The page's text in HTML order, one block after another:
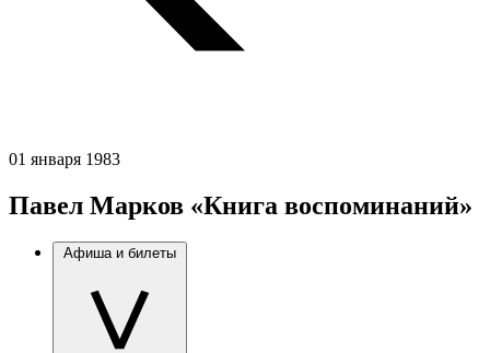
01 января 1983
Павел Марков «Книга воспоминаний»
Афиша и билеты